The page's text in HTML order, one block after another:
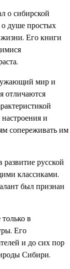
о сибирской
душе простых
Его книги
мир и
отличаются
и
сопереживать им
русской
классиками.
был признан
в
Его
и до сих пор
Сибири.